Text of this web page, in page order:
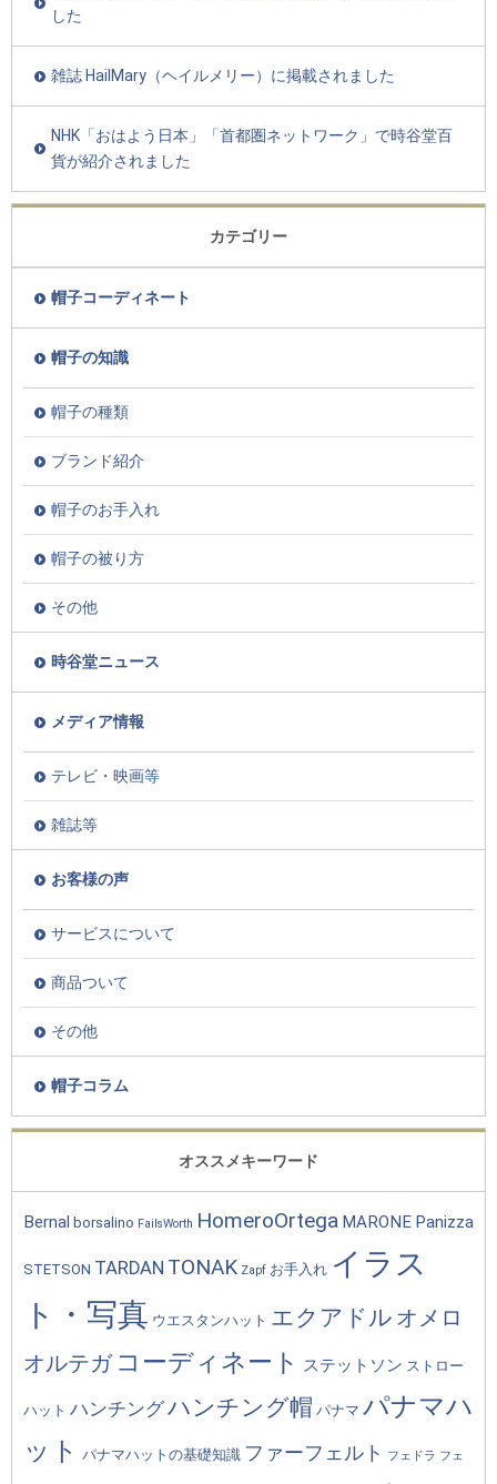
した
雑誌 HailMary（ヘイルメリー）に掲載されました
NHK「おはよう日本」「首都圏ネットワーク」で時谷堂百
貨が紹介されました
カテゴリー
帽子コーディネート
帽子の知識
帽子の種類
ブランド紹介
帽子のお手入れ
帽子の被り方
その他
時谷堂ニュース
メディア情報
テレビ・映画等
雑誌等
お客様の声
サービスについて
商品ついて
その他
帽子コラム
オススメキーワード
Bernal borsalino FailsWorth HomeroOrtega MARONE Panizza
STETSON TARDAN TONAK Zapf お手入れ イラス
ト・写真 ウエスタンハット エクアドル オメロ
オルテガ コーディネート ステットソン ストロー
ハット ハンチングハンチング帽 パナマ パナマハ
ット
パナマハットの基礎知識 ファーフェルト フェドラ フェ